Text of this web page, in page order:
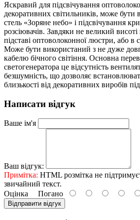
Яскравий для підсвічування
декоративних світильників, може бути
стель «Зоряне небо» і підсвічування
розсіювачів. Завдяки не великий
підставі оптоволоконної люстри, або в
Може бути використаний з не дуже
кабелю бічного світіння. Основна
светогенератора це відсутність
безшумність, що дозволяє
близькості від декоративних виробів
Написати відгук
Ваше ім'я
Ваш відгук:
Примітка: HTML розмітка не
звичайний текст.
Оцінка Погано
Відправити відгук